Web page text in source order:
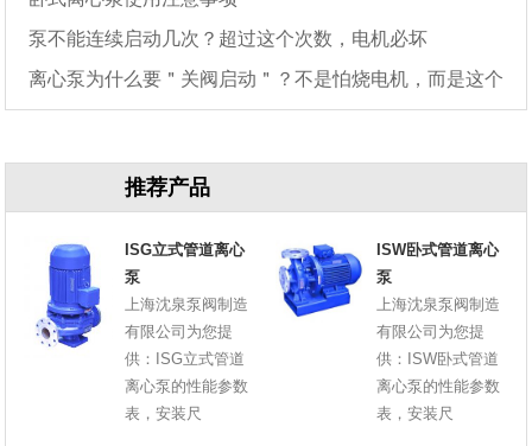
泵不能连续启动几次？超过这个次数，电机必坏
离心泵为什么要＂关阀启动＂？不是怕烧电机，而是这个
推荐产品
ISG立式管道离心
泵
上海沈泉泵阀制造
有限公司为您提
供：ISG立式管道
离心泵的性能参数
表，安装尺
ISW卧式管道离心
泵
上海沈泉泵阀制造
有限公司为您提
供：ISW卧式管道
离心泵的性能参数
表，安装尺